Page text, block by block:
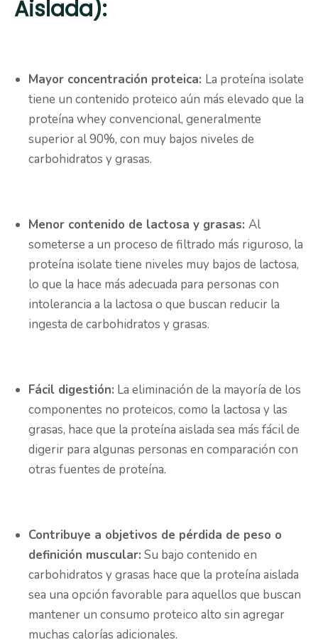
Aislada):
Mayor concentración proteica: La proteína isolate
tiene un contenido proteico aún más elevado que la
proteína whey convencional, generalmente
superior al 90%, con muy bajos niveles de
carbohidratos y grasas.
Menor contenido de lactosa y grasas: Al
someterse a un proceso de filtrado más riguroso, la
proteína isolate tiene niveles muy bajos de lactosa,
lo que la hace más adecuada para personas con
intolerancia a la lactosa o que buscan reducir la
ingesta de carbohidratos y grasas.
Fácil digestión: La eliminación de la mayoría de los
componentes no proteicos, como la lactosa y las
grasas, hace que la proteína aislada sea más fácil de
digerir para algunas personas en comparación con
otras fuentes de proteína.
Contribuye a objetivos de pérdida de peso o
definición muscular: Su bajo contenido en
carbohidratos y grasas hace que la proteína aislada
sea una opción favorable para aquellos que buscan
mantener un consumo proteico alto sin agregar
muchas calorías adicionales.